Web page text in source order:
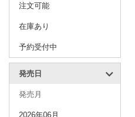
注文可能
在庫あり
予約受付中
発売日
発売月
2026年06月